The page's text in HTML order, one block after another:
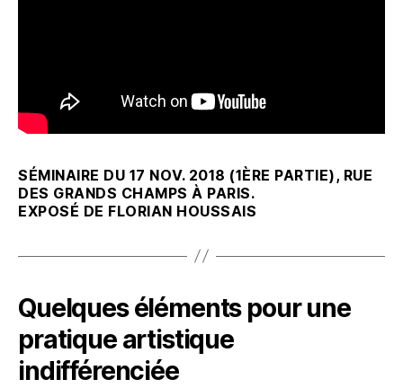
SÉMINAIRE DU 17 NOV. 2018 (1ÈRE PARTIE), RUE
DES GRANDS CHAMPS À PARIS.
EXPOSÉ DE FLORIAN HOUSSAIS
Quelques éléments pour une
pratique artistique
indifférenciée